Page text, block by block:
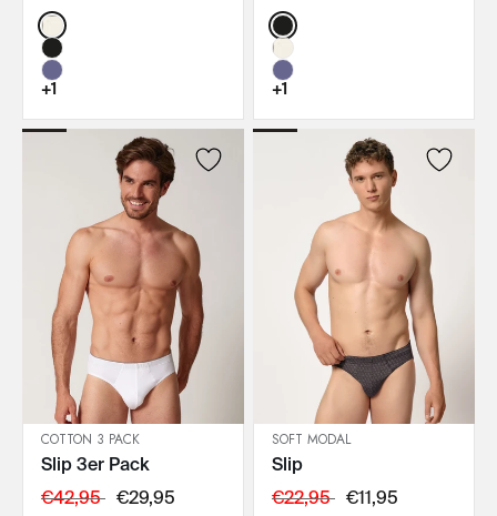
Color:
+1
Color:
+1
IN DEN WARENKORB
COTTON 3 PACK
Slip 3er Pack
€42,95 €29,95
IN DEN WARENKORB
SOFT MODAL
Slip
€22,95 €11,95